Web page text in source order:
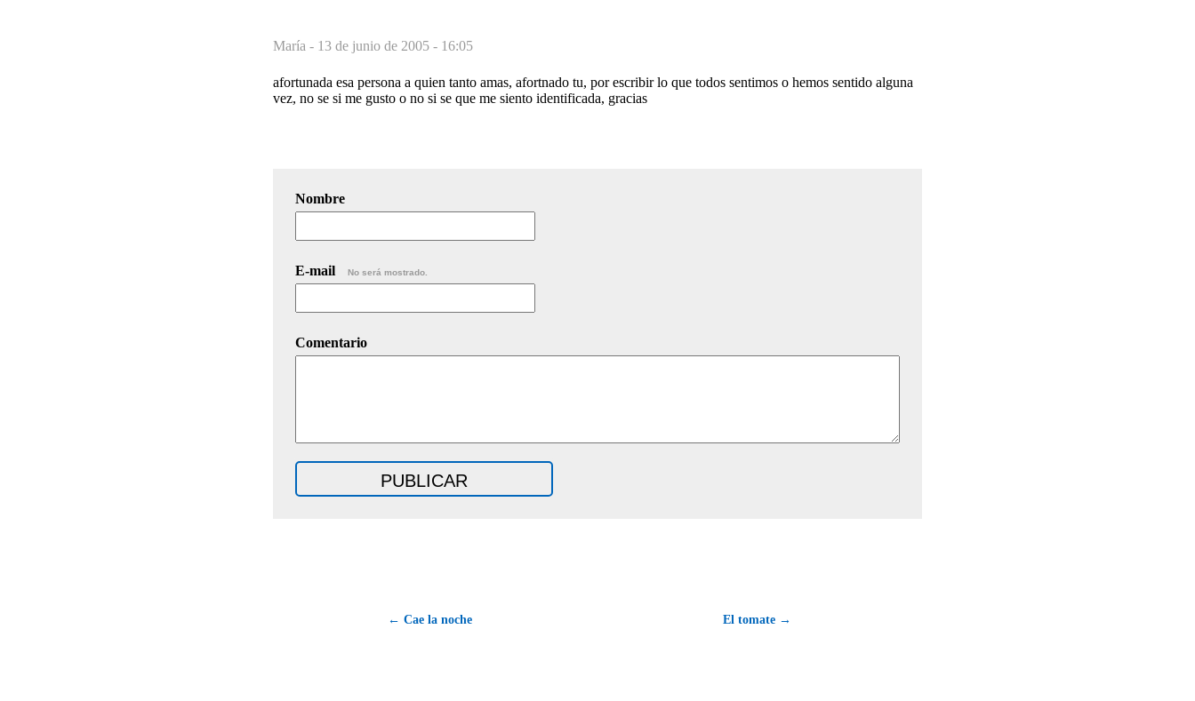
María - 13 de junio de 2005 - 16:05
afortunada esa persona a quien tanto amas, afortnado tu, por escribir lo que todos sentimos o hemos sentido alguna
vez, no se si me gusto o no si se que me siento identificada, gracias
Nombre
E-mail No será mostrado.
Comentario
← Cae la noche El tomate →